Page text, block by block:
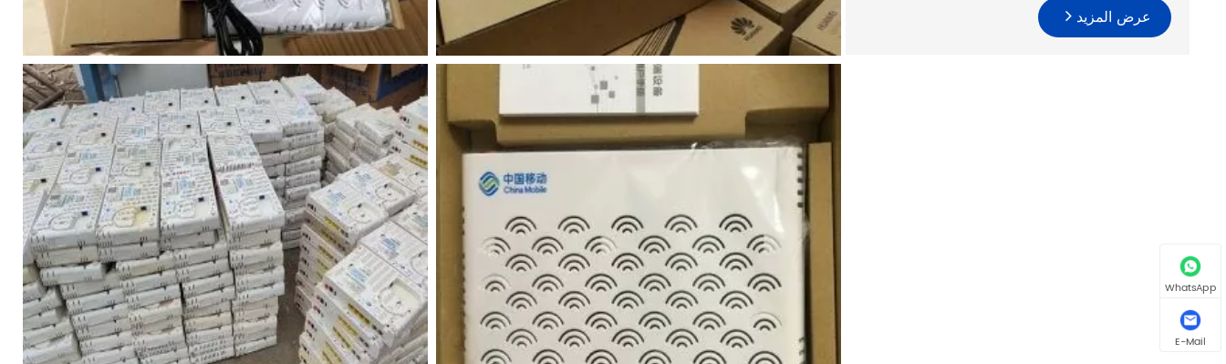
عرض المزيد
WhatsApp
E-Mail